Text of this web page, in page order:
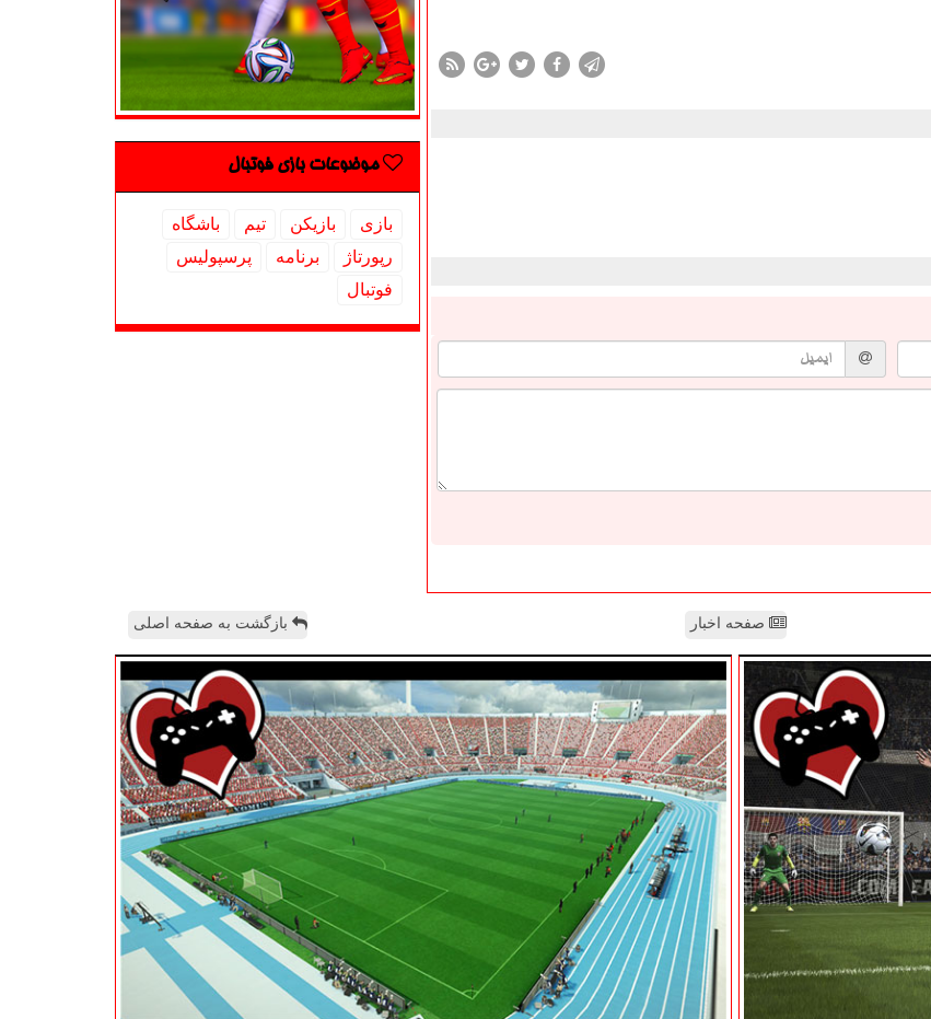
موضوعات بازی فوتبال
بازی بازیكن تیم
باشگاه
رپورتاژ
برنامه
پرسپولیس
فوتبال
صفحه اخبار بازگشت به صفحه اصلی